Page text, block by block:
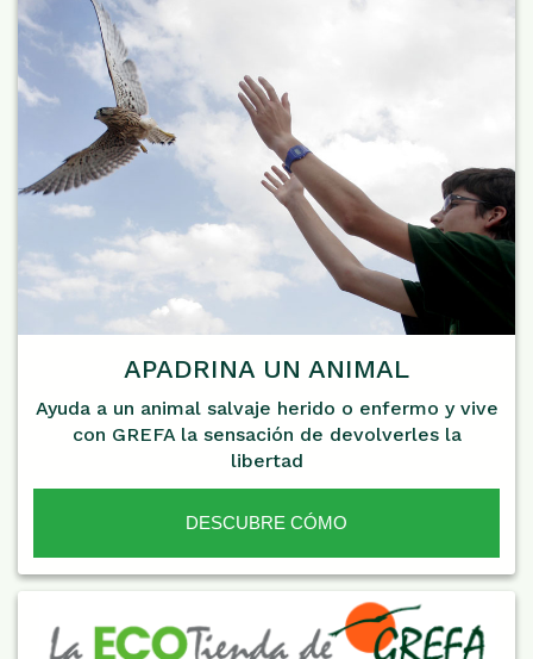
APADRINA UN ANIMAL
Ayuda a un animal salvaje herido o enfermo y vive
con GREFA la sensación de devolverles la
libertad
DESCUBRE CÓMO